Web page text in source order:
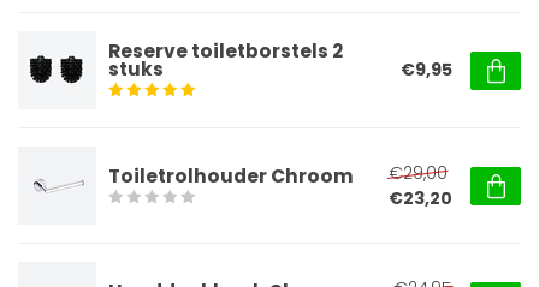
Reserve toiletborstels 2
stuks €9,95
Toiletrolhouder Chroom
€29,00
€23,20